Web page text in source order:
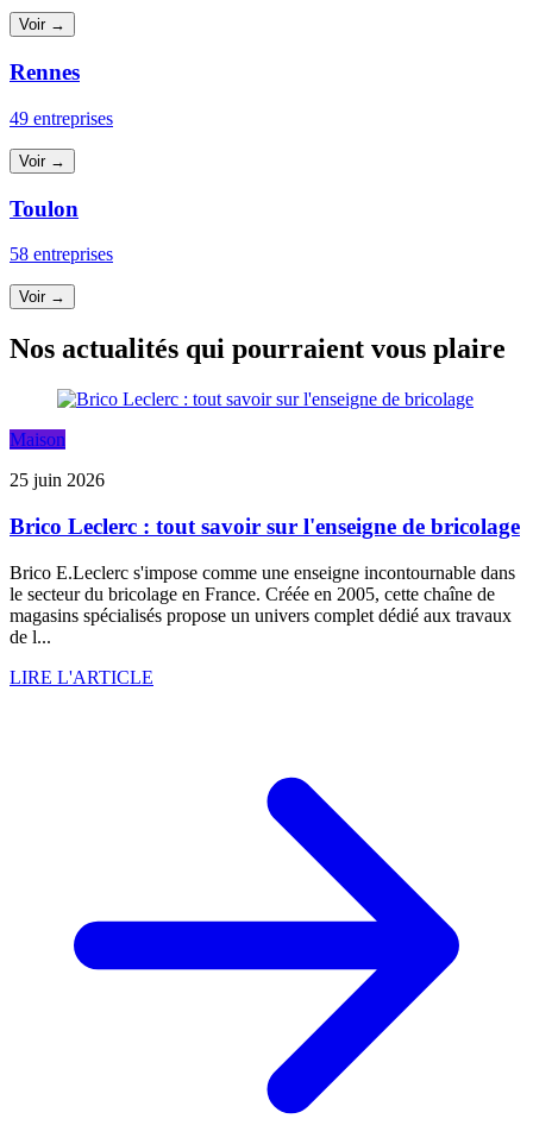
Voir →
Rennes
49 entreprises
Voir →
Toulon
58 entreprises
Voir →
Nos actualités qui pourraient vous plaire
Maison
25 juin 2026
Brico Leclerc : tout savoir sur l'enseigne de bricolage
Brico E.Leclerc s'impose comme une enseigne incontournable dans
le secteur du bricolage en France. Créée en 2005, cette chaîne de
magasins spécialisés propose un univers complet dédié aux travaux
de l...
LIRE L'ARTICLE